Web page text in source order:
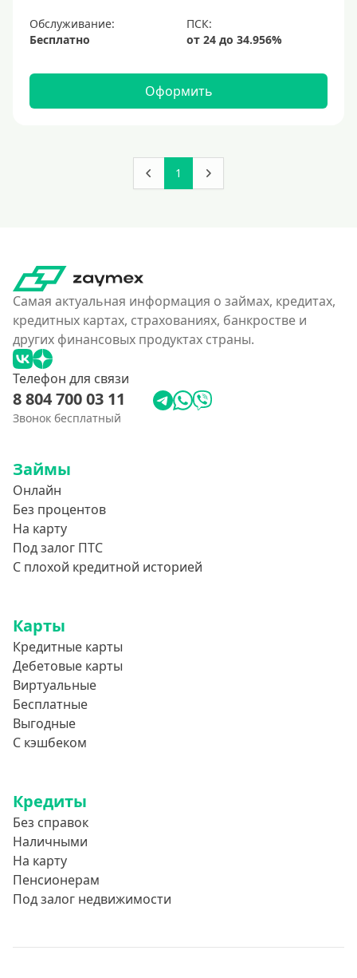
Обслуживание:
Бесплатно
Оформить
1
Самая актуальная информация о займах, кредитах,
кредитных картах, страхованиях, банкростве и
других финансовых продуктах страны.
Телефон для связи
8 804 700 03 11
Звонок бесплатный
Займы
Онлайн
Без процентов
На карту
Под залог ПТС
С плохой кредитной историей
Карты
Кредитные карты
Дебетовые карты
Виртуальные
Бесплатные
Выгодные
С кэшбеком
Кредиты
Без справок
Наличными
На карту
Пенсионерам
Под залог недвижимости